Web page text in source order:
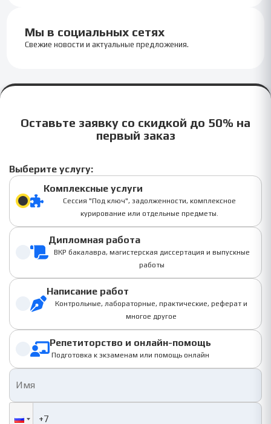
Мы в социальных сетях
Свежие новости и актуальные предложения.
Оставьте заявку со скидкой до 50% на
первый заказ
Выберите услугу:
Комплексные услуги
Сессия "Под ключ", задолженности, комплексное
курирование или отдельные предметы.
Дипломная работа
ВКР бакалавра, магистерская диссертация и выпускные
работы
Написание работ
Контрольные, лабораторные, практические, реферат и
многое другое
Репетиторство и онлайн-помощь
Подготовка к экзаменам или помощь онлайн